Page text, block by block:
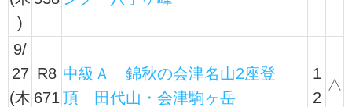
)
9/
27
(木
R8
671
中級Ａ 錦秋の会津名山2座登
頂 田代山・会津駒ヶ岳
1
2
△